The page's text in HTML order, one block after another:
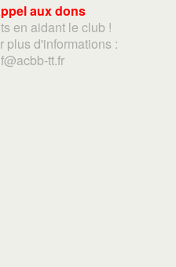
aux dons
en aidant le club !
plus d'informations :
tt.fr